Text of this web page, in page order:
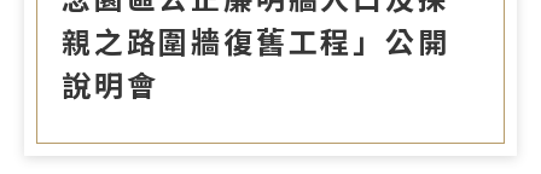
親之路圍牆復舊工程」公開
說明會